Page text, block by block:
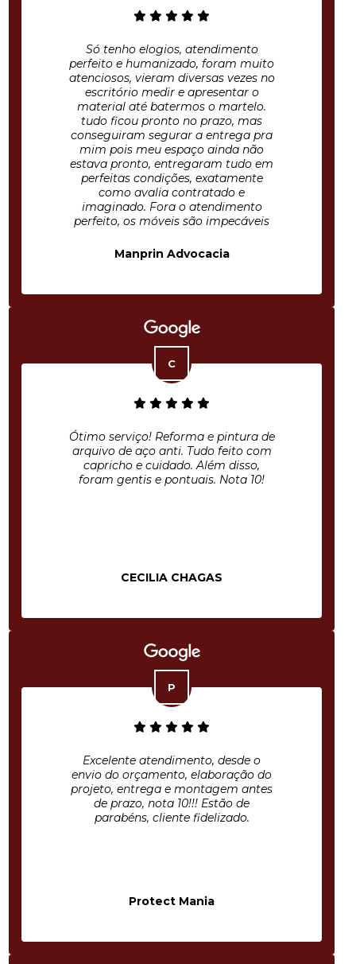
Só tenho elogios, atendimento
perfeito e humanizado, foram muito
atenciosos, vieram diversas vezes no
escritório medir e apresentar o
material até batermos o martelo.
tudo ficou pronto no prazo, mas
conseguiram segurar a entrega pra
mim pois meu espaço ainda não
estava pronto, entregaram tudo em
perfeitas condições, exatamente
como avalia contratado e
imaginado. Fora o atendimento
perfeito, os móveis são impecáveis
Manprin Advocacia
Ótimo serviço! Reforma e pintura de
arquivo de aço anti. Tudo feito com
capricho e cuidado. Além disso,
foram gentis e pontuais. Nota 10!
CECILIA CHAGAS
Excelente atendimento, desde o
envio do orçamento, elaboração do
projeto, entrega e montagem antes
de prazo, nota 10!!! Estão de
parabéns, cliente fidelizado.
Protect Mania